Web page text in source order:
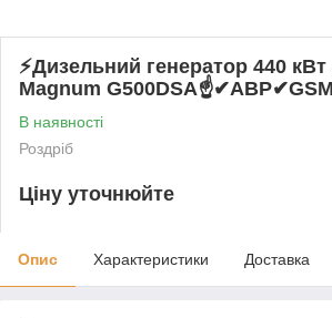
⚡️Дизельний генератор 440
Magnum
В наявності
Роздріб
Ціну уточнюйте
Опис Характеристики Доставка